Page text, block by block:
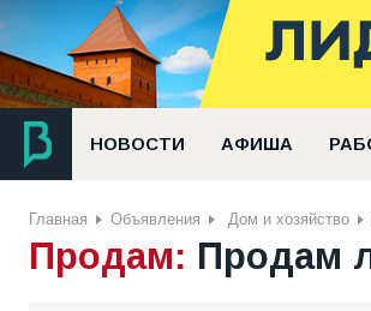
НОВОСТИ АФИША
Главная Объявления Дом и хозяйство
Продам: Продам